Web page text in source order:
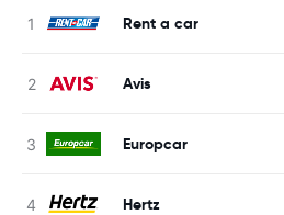
Rent a car
Avis
Europcar
Hertz